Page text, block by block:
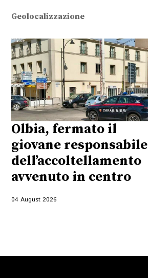
Geolocalizzazione
Olbia, fermato il
giovane responsabile
dell’accoltellamento
avvenuto in centro
04 August 2026